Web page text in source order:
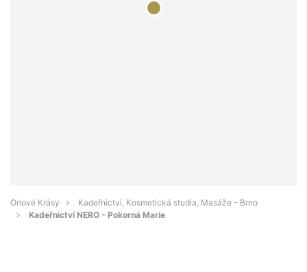
Orlové Krásy
Kadeřnictví, Kosmetická studia, Masáže - Brno
Kadeřnictví NERO - Pokorná Marie